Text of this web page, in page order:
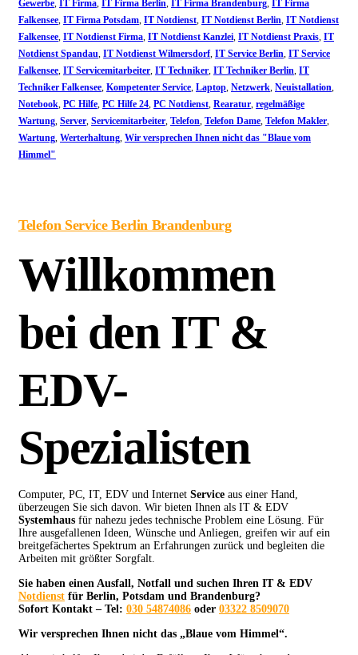
Gewerbe, IT Firma, IT Firma Berlin, IT Firma Brandenburg, IT Firma
Falkensee, IT Firma Potsdam, IT Notdienst, IT Notdienst Berlin, IT Notdienst
Falkensee, IT Notdienst Firma, IT Notdienst Kanzlei, IT Notdienst Praxis, IT
Notdienst Spandau, IT Notdienst Wilmersdorf, IT Service Berlin, IT Service
Falkensee, IT Servicemitarbeiter, IT Techniker, IT Techniker Berlin, IT
Techniker Falkensee, Kompetenter Service, Laptop, Netzwerk, Neuistallation,
Notebook, PC Hilfe, PC Hilfe 24, PC Notdienst, Rearatur, regelmäßige
Wartung, Server, Servicemitarbeiter, Telefon, Telefon Dame, Telefon Makler,
Wartung, Werterhaltung, Wir versprechen Ihnen nicht das "Blaue vom
Himmel"
Telefon Service Berlin Brandenburg
Willkommen
bei den IT &
EDV-
Spezialisten
Computer, PC, IT, EDV und Internet Service aus einer Hand,
überzeugen Sie sich davon. Wir bieten Ihnen als IT & EDV
Systemhaus für nahezu jedes technische Problem eine Lösung. Für
Ihre ausgefallenen Ideen, Wünsche und Anliegen, greifen wir auf ein
breitgefächertes Spektrum an Erfahrungen zurück und begleiten die
Arbeiten mit größter Sorgfalt.
Sie haben einen Ausfall, Notfall und suchen Ihren IT & EDV
Notdienst für Berlin, Potsdam und Brandenburg?
Sofort Kontakt – Tel: 030 54874086 oder 03322 8509070
Wir versprechen Ihnen nicht das „Blaue vom Himmel“.